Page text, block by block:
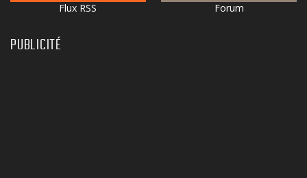
Flux RSS Forum
PUBLICITÉ